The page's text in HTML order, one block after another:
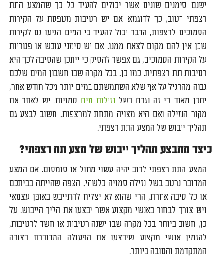
ישנם סימנים שונים אשר יכולים להעיד כל כך שהמצע התת
רצפתי רטוב, כך לדוגמא: אם יש רטיבות מטפסת על הקירות
הסמוכים לרצפות, הדבר יכול להעיד כי המים הגיעו גם לקירות
שכן אין להם מקום לצאת ממנו, אם יש סימני עובש או פטריות
על הקירות הסמוכים, גם אפשר להסיק כי ייתכן שהסיבה לכך היא
רטיבות תת רצפתית. כמו כן, בכל מקרה שבו חשבון המים שלכם
גבוה מהרגיל על אף שלא השתמשתם במים יותר מכל חודש אחר,
יתכן מאוד כי זה נגרם בשל נזילות מיםסמויות. יש לאתר את
מקור הנזילה ואם היא מצויה מתחת למרצפות, חשוב לבצע גם
תהליך ייבוש של המצע התת רצפתי.
כיצד מתבצע תהליך ייבוש של מצע תת רצפתי?
המצע התת רצפתי לרוב יהיה עשוי מחול או סומסום. אם המצע
המדובר נרטב בשל נזילה סמויה כלשהי, הצפה שהייתה בביתכם
או כל סיבה אחרת, הרי שהוא לא יצליח להתייבש באופן עצמאי
ויש צורך לבחור באנשי מקצוע אשר יבצעו את הליך הייבוש. על
כן, חשוב ביותר בכל מקרה שבו ישנה רטיבות או חשד לרטיבות,
להזמין אנשי מקצוע שיבצעו את הפעולה המדוברת בצורה
המתקדמת והטובה ביותר.